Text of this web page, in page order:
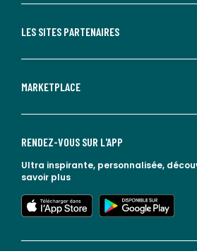
LES SITES PARTENAIRES
MARKETPLACE
RENDEZ-VOUS SUR L'APP
Ultra inspirante, personnalisée,
savoir plus
lien vers l'app store
lien vers google play